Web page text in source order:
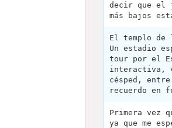
decir que el
más bajos
El templo
Un estadio
tour por el
interactiva,
césped,
recuerdo en
Primera vez
ya que me